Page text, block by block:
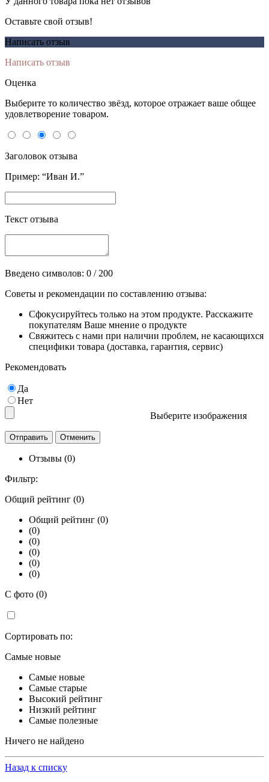
Оставьте свой отзыв!
Написать отзыв
Написать отзыв
Оценка
Выберите то количество звёзд, которое отражает ваше общее
удовлетворение товаром.
Заголовок отзыва
Пример: “Иван И.”
Текст отзыва
Введено символов: 0 / 200
Советы и рекомендации по составлению отзыва:
Сфокусируйтесь только на этом продукте. Расскажите
покупателям Ваше мнение о продукте
Свяжитесь с нами при наличии проблем, не касающихся
специфики товара (доставка, гарантия, сервис)
Рекомендовать
Да
Нет
Выберите изображения
Отзывы (0)
Фильтр:
Общий рейтинг (0)
Общий рейтинг (0)
(0)
(0)
(0)
(0)
(0)
С фото (0)
Сортировать по:
Самые новые
Самые новые
Самые старые
Высокий рейтинг
Низкий рейтинг
Самые полезные
Ничего не найдено
Назад к списку